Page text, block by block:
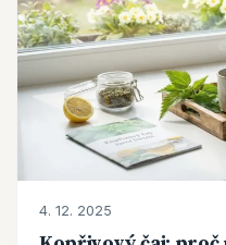
4. 12. 2025